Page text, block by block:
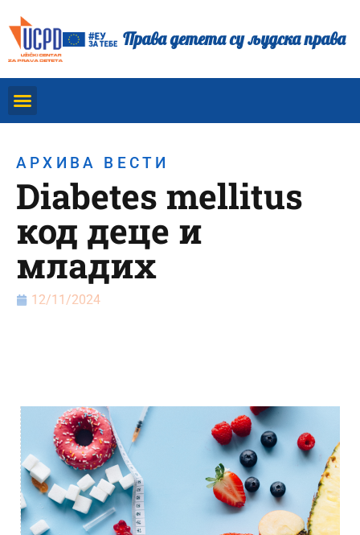
Права детета су људска права
АРХИВА ВЕСТИ
Diabetes mellitus
код деце и
младих
12/11/2024